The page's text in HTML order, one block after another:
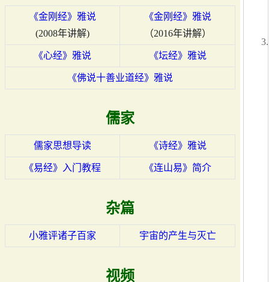
《金刚经》雅说
(2008年讲解)
《金刚经》雅说
（2016年讲解）
《心经》雅说 《坛经》雅说
《佛说十善业道经》雅说
儒家
儒家思想导读 《诗经》雅说
《易经》入门教程 《连山易》简介
杂篇
小雅评诸子百家 宇宙的产生与灭亡
视频